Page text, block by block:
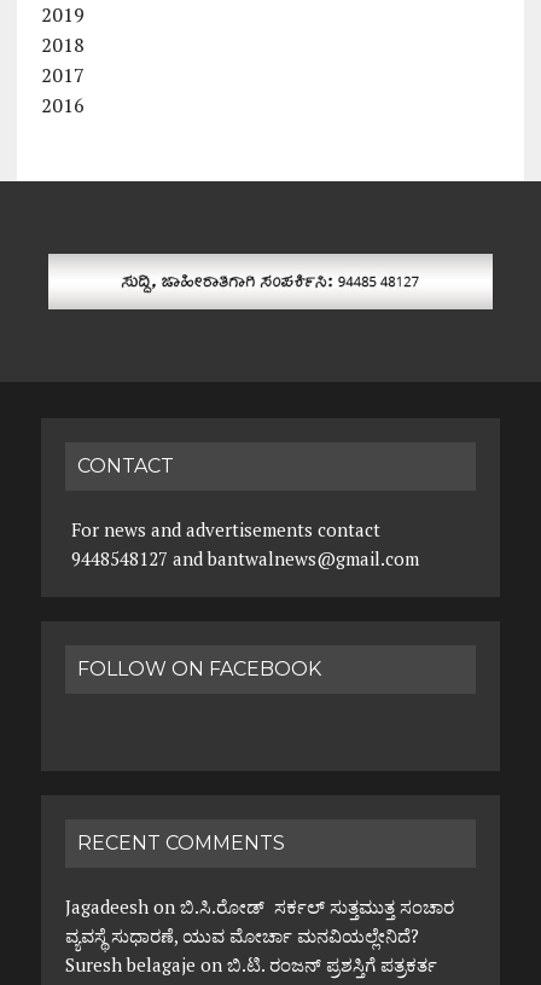
2019
2018
2017
2016
CONTACT
For news and advertisements contact
9448548127 and bantwalnews@gmail.com
FOLLOW ON FACEBOOK
RECENT COMMENTS
Jagadeeshon ಬಿ.ಸಿ.ರೋಡ್ ಸರ್ಕಲ್ ಸುತ್ತಮುತ್ತ ಸಂಚಾರ
ವ್ಯವಸ್ಥೆ ಸುಧಾರಣೆ, ಯುವ ಮೋರ್ಚಾ ಮನವಿಯಲ್ಲೇನಿದೆ?
Suresh belagaje on ಬಿ.ಟಿ. ರಂಜನ್ ಪ್ರಶಸ್ತಿಗೆ ಪತ್ರಕರ್ತ